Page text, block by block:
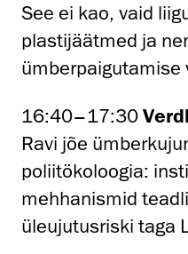
See ei kao, vaid
plastijäätmed ja
ümberpaigutamise
16:40–17:30
Ravi jõe
poliitökoloogia:
mehhanismid
üleujutusriski taga